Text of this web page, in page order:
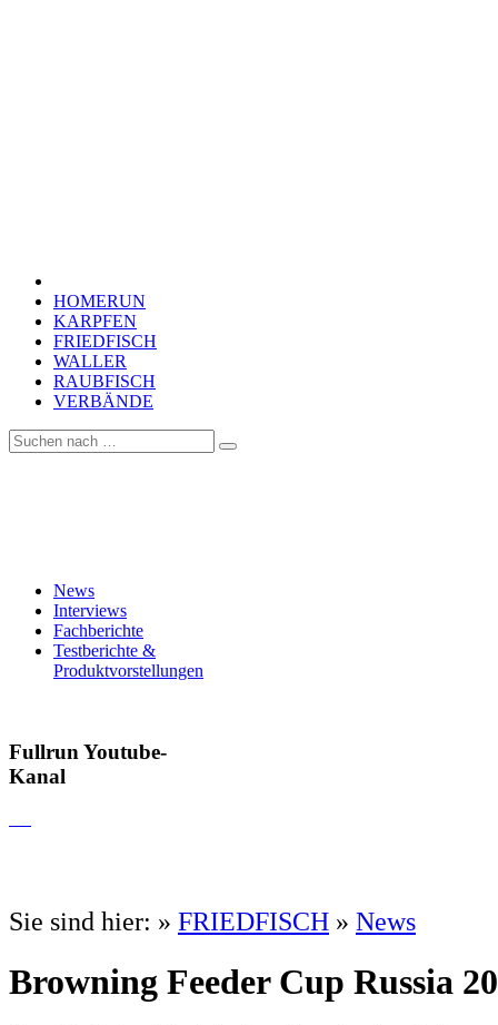
HOMERUN
KARPFEN
FRIEDFISCH
WALLER
RAUBFISCH
VERBÄNDE
News
Interviews
Fachberichte
Testberichte &
Produktvorstellungen
Fullrun Youtube-
Kanal
Sie sind hier: » FRIEDFISCH » News
Browning Feeder Cup Russia